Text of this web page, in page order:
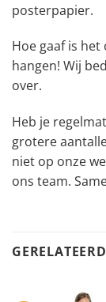
posterpapier.
Hoe gaaf is
hangen! Wij
over.
Heb je
grotere
niet op onze
ons team.